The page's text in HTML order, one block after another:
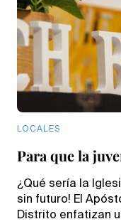
LOCALES
Para que la
¿Qué sería la
sin futuro! El
Distrito enfatizan